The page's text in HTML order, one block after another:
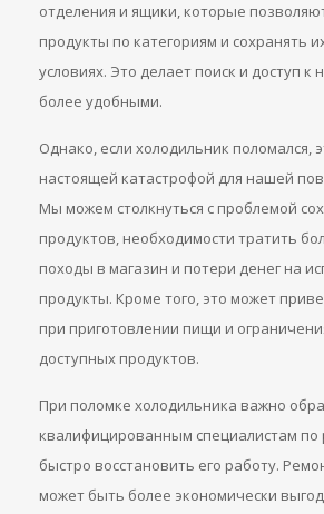
отделения и ящики, которые
продукты по категориям и сохранять
условиях. Это делает поиск и доступ
более удобными.
Однако, если холодильник поломался,
настоящей катастрофой для нашей
Мы можем столкнуться с проблемой
продуктов, необходимости тратить
походы в магазин и потери денег на
продукты. Кроме того, это может
при приготовлении пищи и
доступных продуктов.
При поломке холодильника важно
квалифицированным специалистам по
быстро восстановить его работу.
может быть более экономически